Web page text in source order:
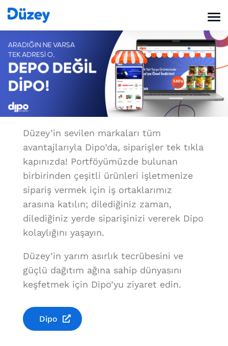
Düzey’in sevilen markaları tüm
avantajlarıyla Dipo’da, siparişler tek tıkla
kapınızda! Portföyümüzde bulunan
birbirinden çeşitli ürünleri işletmenize
sipariş vermek için iş ortaklarımız
arasına katılın; dilediğiniz zaman,
dilediğiniz yerde siparişinizi vererek Dipo
kolaylığını yaşayın.
Düzey’in yarım asırlık tecrübesini ve
güçlü dağıtım ağına sahip dünyasını
keşfetmek için Dipo’yu ziyaret edin.
Dipo